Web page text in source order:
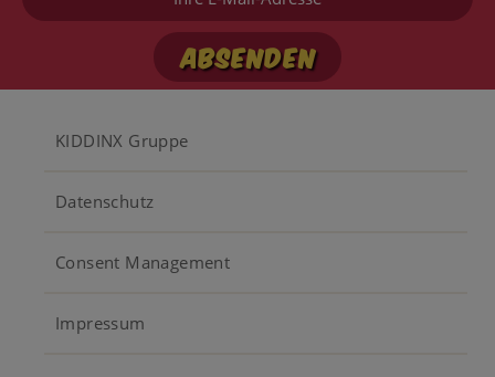
Mail-
Footer
KIDDINX Gruppe
Datenschutz
Consent Management
Impressum